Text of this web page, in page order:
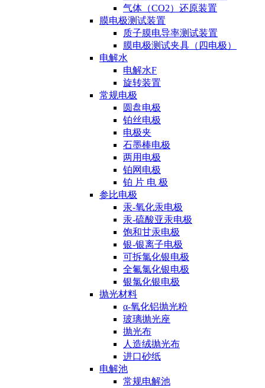
气体（CO2）还原装置
膜电极测试装置
质子膜电导率测试装置
膜电极测试夹具（四电极）
电解水
电解水F
旋转装置
常规电极
圆盘电极
铂丝电极
电极夹
石墨棒电极
两用电极
铂网电极
铂 片 电 极
参比电极
汞-氧化汞电极
汞-硫酸亚汞电极
饱和甘汞电极
银-银离子电极
可拆氯化银电极
全氟氯化银电极
银氯化银电极
抛光材料
α-氧化铝抛光粉
玻璃抛光座
抛光布
人造绒抛光布
进口砂纸
电解池
常规电解池